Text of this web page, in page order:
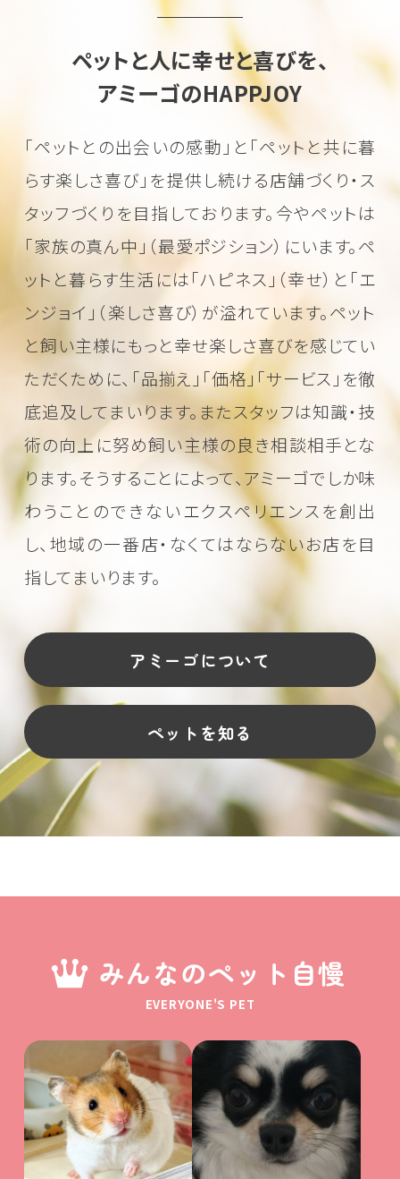
ペットと人に幸せと喜びを、
アミーゴのHAPPJOY
「ペットとの出会いの感動」と「ペットと共に暮
らす楽しさ喜び」を提供し続ける店舗づくり・ス
タッフづくりを目指しております。 今やペットは
「家族の真ん中」（最愛ポジション）にいます。ペ
ットと暮らす生活には「ハピネス」（幸せ）と「エ
ンジョイ」（楽しさ喜び）が溢れています。ペット
と飼い主様にもっと幸せ楽しさ喜びを感じてい
ただくために、 「品揃え」「価格」「サービス」を徹
底追及してまいります。またスタッフは知識・技
術の向上に努め飼い主様の良き相談相手とな
ります。そうすることによって、アミーゴでしか味
わうことのできないエクスペリエンスを創出
し、地域の一番店・なくてはならないお店を目
指してまいります。
アミーゴについて
ペットを知る
みんなのペット自慢
EVERYONE'S PET